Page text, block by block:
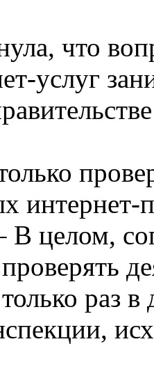
что
услуг
интернет-
В целом,
раз